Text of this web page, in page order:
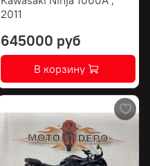
2011
645000 руб
В корзину